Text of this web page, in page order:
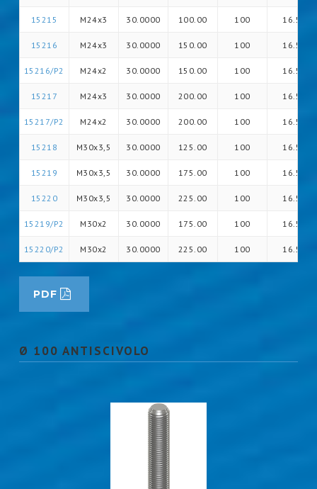
15215 M24x3 30.0000 100.00 100 16.5
15216 M24x3 30.0000 150.00 100 16.5
15216/P2 M24x2 30.0000 150.00 100 16.5
15217 M24x3 30.0000 200.00 100 16.5
15217/P2 M24x2 30.0000 200.00 100 16.5
15218 M30x3,5 30.0000 125.00 100 16.5
15219 M30x3,5 30.0000 175.00 100 16.5
15220 M30x3,5 30.0000 225.00 100 16.5
15219/P2 M30x2 30.0000 175.00 100 16.5
15220/P2 M30x2 30.0000 225.00 100 16.5
PDF
Ø 100 ANTISCIVOLO